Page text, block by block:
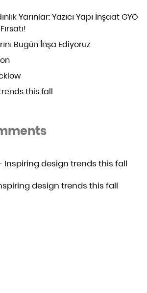
Yarınlar: Yazıcı Yapı İnşaat GYO
Bugün İnşa Ediyoruz
this fall
Inspiring design trends this fall
design trends this fall